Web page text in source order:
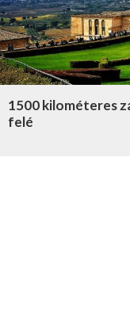
1500 kilométeres
felé